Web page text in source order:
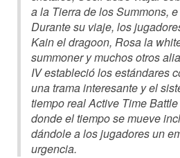
a la Tierra de los Summons,
Durante su viaje, los
Kain el dragoon, Rosa la
summoner y muchos otros
IV estableció los estándares
una trama interesante y el
tiempo real Active Time
donde el tiempo se mueve
dándole a los jugadores un
urgencia.